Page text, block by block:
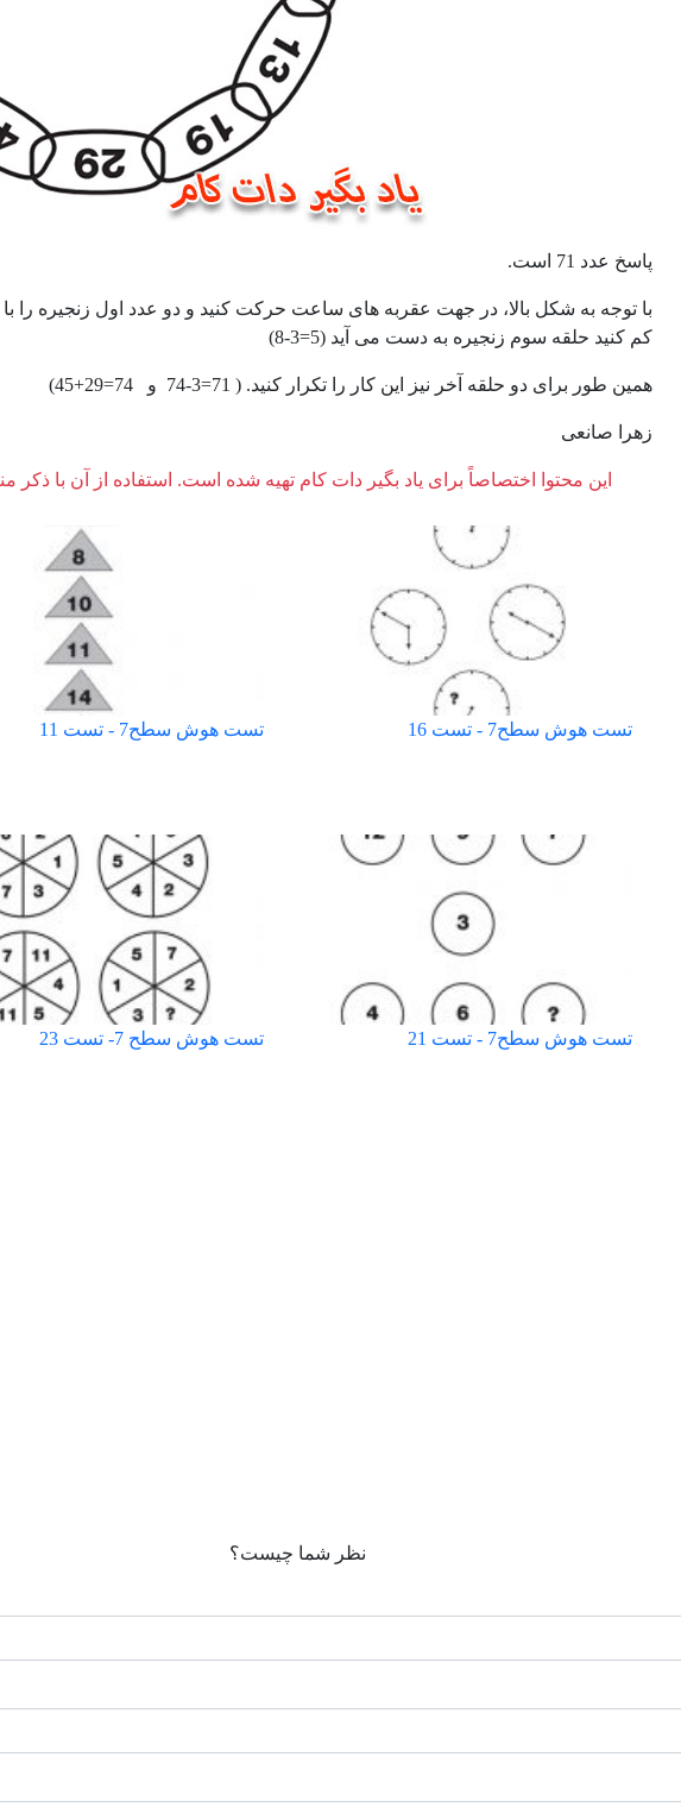
پاسخ عدد 71 است.
کم کنید حلقه سوم زنجیره به دست می آید (5=3-8)
همین طور برای دو حلقه آخر نیز این کار را تکرار کنید. ( 71=3-74 و 74=29+45)
زهرا صانعی
این محتوا اختصاصاً برای یاد بگیر دات کام تهیه شده است. استفاده از آن با ذکر
تست هوش سطح7 - تست 16 تست هوش سطح7 - تست 11
تست هوش سطح7 - تست 21 تست هوش سطح 7- تست 23
نظر شما چیست؟